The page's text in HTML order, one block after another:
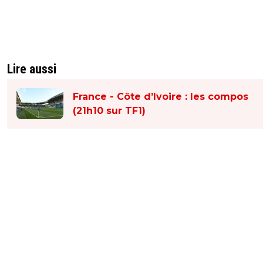
Lire aussi
France - Côte d’Ivoire : les compos
(21h10 sur TF1)